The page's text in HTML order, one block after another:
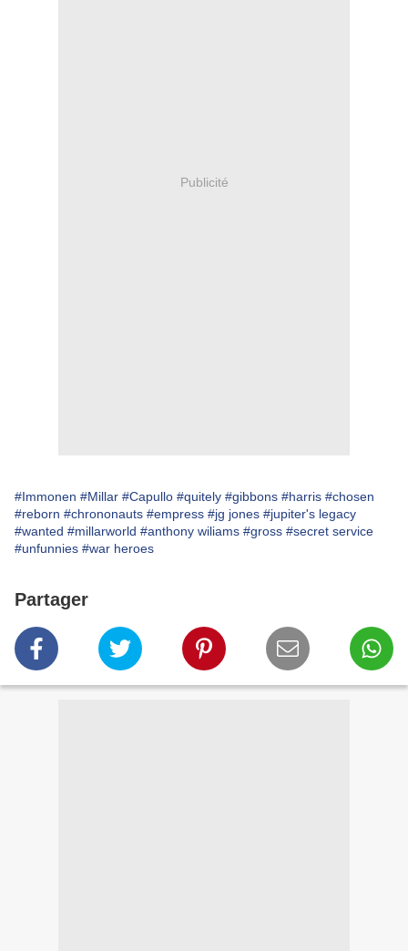
Publicité
#Immonen #Millar #Capullo #quitely #gibbons #harris #chosen
#reborn #chrononauts #empress #jg jones #jupiter's legacy
#wanted #millarworld #anthony wiliams #gross #secret service
#unfunnies #war heroes
Partager